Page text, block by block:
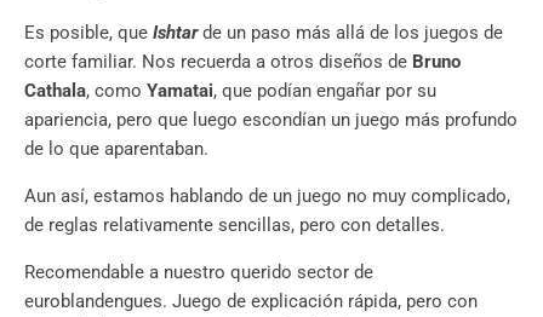
Es posible, que Ishtarde un paso más allá de los juegos de
corte familiar. Nos recuerda a otros diseños de Bruno
Cathala, como Yamatai, que podían engañar por su
apariencia, pero que luego escondían un juego más profundo
de lo que aparentaban.
Aun así, estamos hablando de un juego no muy complicado,
de reglas relativamente sencillas, pero con detalles.
Recomendable a nuestro querido sector de
euroblandengues. Juego de explicación rápida, pero con